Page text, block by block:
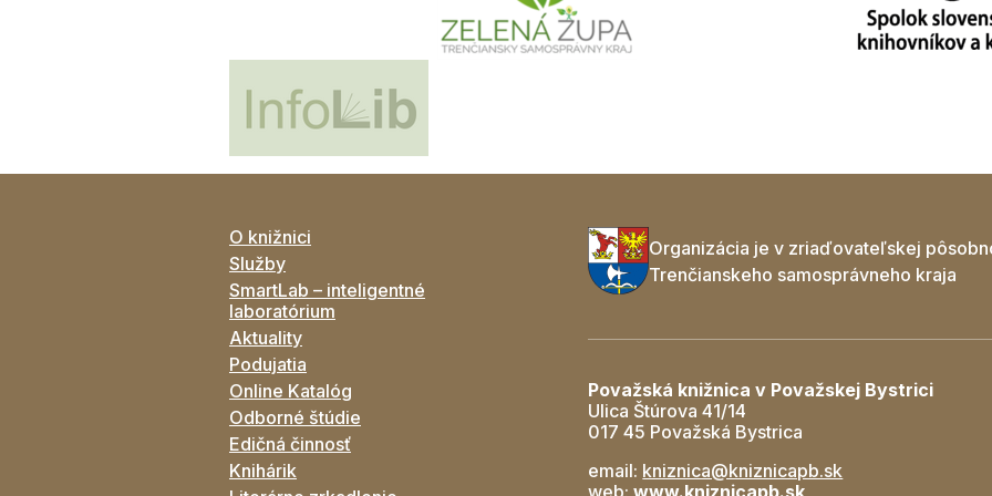
O knižnici
Služby
SmartLab – inteligentné
laboratórium
Aktuality
Podujatia
Online Katalóg
Odborné štúdie
Edičná činnosť
Knihárik
Organizácia je v zriaďovateľskej
Trenčianskeho samosprávneho kraja
Považská knižnica v Považskej Bystrici
Ulica Štúrova 41/14
017 45 Považská Bystrica
email: kniznica@kniznicapb.sk